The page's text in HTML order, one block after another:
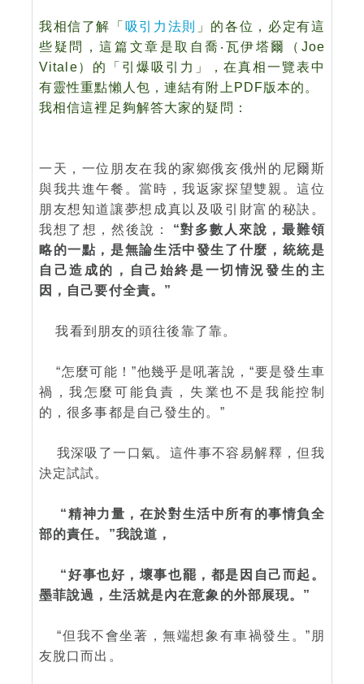
我相信了解「 吸引力法則
」的各位，必定有這
些疑問，這篇文章是取自喬‧瓦伊塔爾（Joe
Vitale）的「引爆吸引力」，在真相一覽表中
有靈性重點懶人包，連結有附上PDF版本的。
我相信這裡足夠解答大家的疑問：
一天，一位朋友在我的家鄉俄亥俄州的尼爾斯
與我共進午餐。當時，我返家探望雙親。這位
朋友想知道讓夢想成真以及吸引財富的秘訣。
我想了想，然後說：
“對多數人來說，最難領
略的一點，是無論生活中發生了什麼，統統是
自己造成的，自己始終是一切情況發生的主
因，自己要付全責。”
我看到朋友的頭往後靠了靠。
“怎麼可能！”他幾乎是吼著說，“要是發生車
禍，我怎麼可能負責，失業也不是我能控制
的，很多事都是自己發生的。”
我深吸了一口氣。這件事不容易解釋，但我
決定試試。
“精神力量，在於對生活中所有的事情負全
部的責任。”我說道，
“好事也好，壞事也罷，都是因自己而起。
墨菲說過，生活就是內在意象的外部展現。”
“但我不會坐著，無端想象有車禍發生。”朋
友脫口而出。